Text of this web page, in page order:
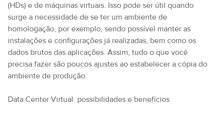
(HDs) e de máquinas virtuais. Isso pode ser útil quando
surge a necessidade de se ter um ambiente de
homologação, por exemplo, sendo possível manter as
instalações e configurações já realizadas, bem como os
dados brutos das aplicações. Assim, tudo o que você
precisa fazer são poucos ajustes ao estabelecer a cópia do
ambiente de produção.
Data Center Virtual: possibilidades e benefícios